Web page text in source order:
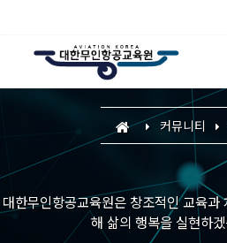
커뮤니티
대한무인항공교육원은 창조적인 교육과
해 삶의 행복을 실현하